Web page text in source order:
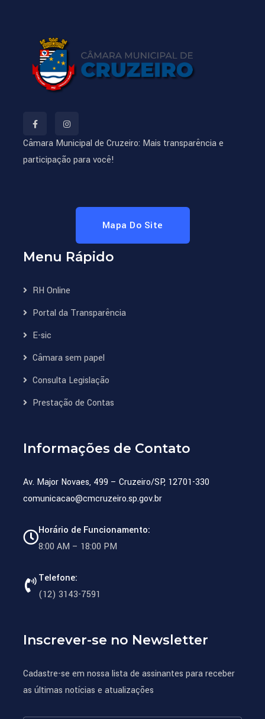
Câmara Municipal de Cruzeiro: Mais transparência e
participação para você!
Mapa Do Site
Menu Rápido
RH Online
Portal da Transparência
E-sic
Câmara sem papel
Consulta Legislação
Prestação de Contas
Informações de Contato
Av. Major Novaes, 499 – Cruzeiro/SP, 12701-330
comunicacao@cmcruzeiro.sp.gov.br
Horário de Funcionamento:
8:00 AM – 18:00 PM
Telefone:
(12) 3143-7591
Inscrever-se no Newsletter
Cadastre-se em nossa lista de assinantes para receber
as últimas notícias e atualizações